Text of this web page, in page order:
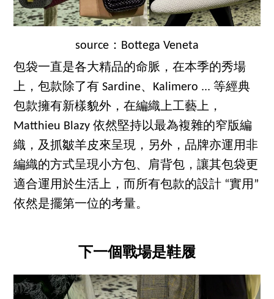
source：Bottega Veneta
包袋一直是各大精品的命脈，在本季的秀場
上，包款除了有 Sardine、Kalimero ... 等經典
包款擁有新樣貌外，在編織上工藝上，
Matthieu Blazy 依然堅持以最為複雜的窄版編
織，及抓皺羊皮來呈現，另外，品牌亦運用非
編織的方式呈現小方包、肩背包，讓其包袋更
適合運用於生活上，而所有包款的設計 “實用”
依然是擺第一位的考量。
下一個戰場是鞋履